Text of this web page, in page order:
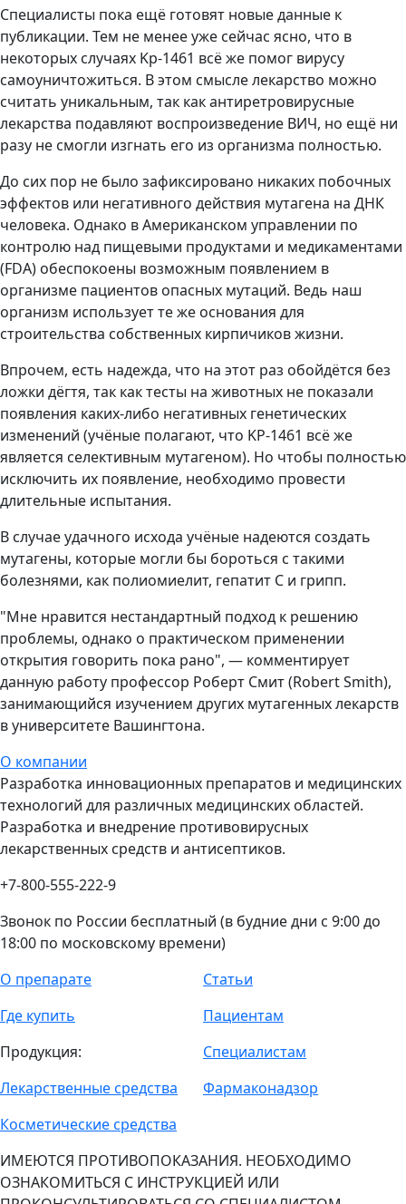
Специалисты пока ещё готовят новые данные к
публикации. Тем не менее уже сейчас ясно, что в
некоторых случаях Kp-1461 всё же помог вирусу
самоуничтожиться. В этом смысле лекарство можно
считать уникальным, так как антиретровирусные
лекарства подавляют воспроизведение ВИЧ, но ещё ни
разу не смогли изгнать его из организма полностью.
До сих пор не было зафиксировано никаких побочных
эффектов или негативного действия мутагена на ДНК
человека. Однако в Американском управлении по
контролю над пищевыми продуктами и медикаментами
(FDA) обеспокоены возможным появлением в
организме пациентов опасных мутаций. Ведь наш
организм использует те же основания для
строительства собственных кирпичиков жизни.
Впрочем, есть надежда, что на этот раз обойдётся без
ложки дёгтя, так как тесты на животных не показали
появления каких-либо негативных генетических
изменений (учёные полагают, что KP-1461 всё же
является селективным мутагеном). Но чтобы полностью
исключить их появление, необходимо провести
длительные испытания.
В случае удачного исхода учёные надеются создать
мутагены, которые могли бы бороться с такими
болезнями, как полиомиелит, гепатит C и грипп.
"Мне нравится нестандартный подход к решению
проблемы, однако о практическом применении
открытия говорить пока рано", — комментирует
данную работу профессор Роберт Смит (Robert Smith),
занимающийся изучением других мутагенных лекарств
в университете Вашингтона.
О компании
Разработка инновационных препаратов и медицинских
технологий для различных медицинских областей.
Разработка и внедрение противовирусных
лекарственных средств и антисептиков.
+7-800-555-222-9
Звонок по России бесплатный (в будние дни с 9:00 до
18:00 по московскому времени)
О препарате
Где купить
Продукция:
Лекарственные средства
Косметические средства
Статьи
Пациентам
Специалистам
Фармаконадзор
ИМЕЮТСЯ ПРОТИВОПОКАЗАНИЯ. НЕОБХОДИМО
ОЗНАКОМИТЬСЯ С ИНСТРУКЦИЕЙ ИЛИ